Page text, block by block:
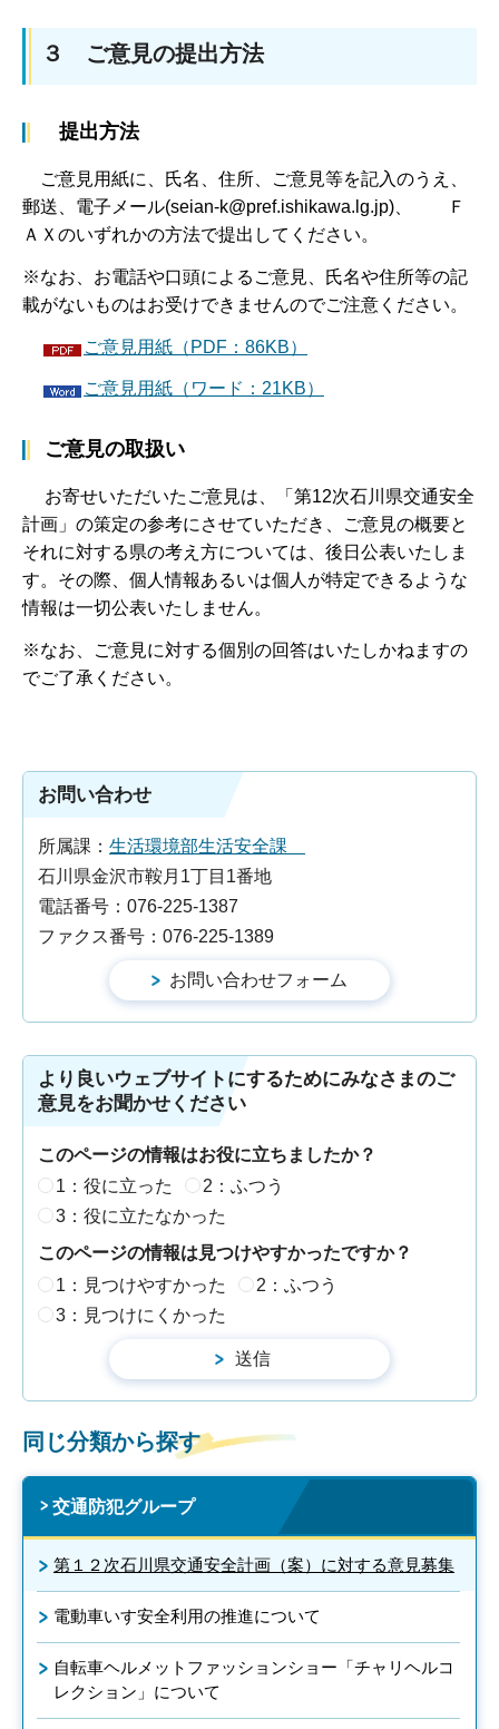
３ ご意見の提出方法
提出方法
ご意見用紙に、氏名、住所、ご意見等を記入のうえ、
郵送、電子メール(seian-k@pref.ishikawa.lg.jp)、 Ｆ
ＡＸのいずれかの方法で提出してください。
※なお、お電話や口頭によるご意見、氏名や住所等の記
載がないものはお受けできませんのでご注意ください。
ご意見用紙（PDF：86KB）
ご意見用紙（ワード：21KB）
ご意見の取扱い
お寄せいただいたご意見は、「第12次石川県交通安全
計画」の策定の参考にさせていただき、ご意見の概要と
それに対する県の考え方については、後日公表いたしま
す。その際、個人情報あるいは個人が特定できるような
情報は一切公表いたしません。
※なお、ご意見に対する個別の回答はいたしかねますの
でご了承ください。
お問い合わせ
所属課： 生活環境部生活安全課
石川県金沢市鞍月1丁目1番地
電話番号：076-225-1387
ファクス番号：076-225-1389
より良いウェブサイトにするためにみなさまのご
意見をお聞かせください
このページの情報はお役に立ちましたか？
1：役に立った
2：ふつう
3：役に立たなかった
このページの情報は見つけやすかったですか？
1：見つけやすかった
2：ふつう
3：見つけにくかった
同じ分類から探す
交通防犯グループ
第１２次石川県交通安全計画（案）に対する意見募集
電動車いす安全利用の推進について
自転車ヘルメットファッションショー「チャリヘルコ
レクション」について